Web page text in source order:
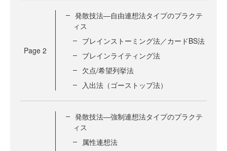
Page 2
発散技法―自由連想法タイプのプラクテ
ィス
ブレインストーミング法／カードBS法
ブレインライティング法
欠点/希望列挙法
入出法（ゴーストップ法）
発散技法―強制連想法タイプのプラクテ
ィス
属性連想法